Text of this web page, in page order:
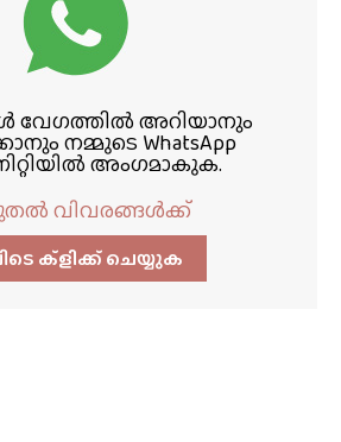
വേഗത്തിൽ അറിയാനും
നമ്മുടെ WhatsApp
അംഗമാകുക.
വിവരങ്ങൾക്ക്
ക്ളിക്ക്‌ ചെയ്യുക